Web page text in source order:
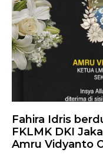
Fahira Idris
FKLMK DKI
Amru Vidyanto